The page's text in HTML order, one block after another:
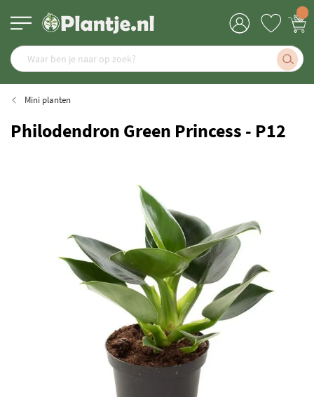
Mini planten
Philodendron Green Princess - P12